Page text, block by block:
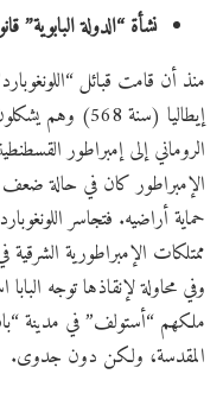
نشأة “الدولة البابوية”
إيطاليا (سنة
الروماني إلى إمبراطور
الإمبراطور كان في حالة
ممتلكات الإمبراطورية
ملكهم “أستولف” في مدينة
المقدسة، ولكن دون جدوى.